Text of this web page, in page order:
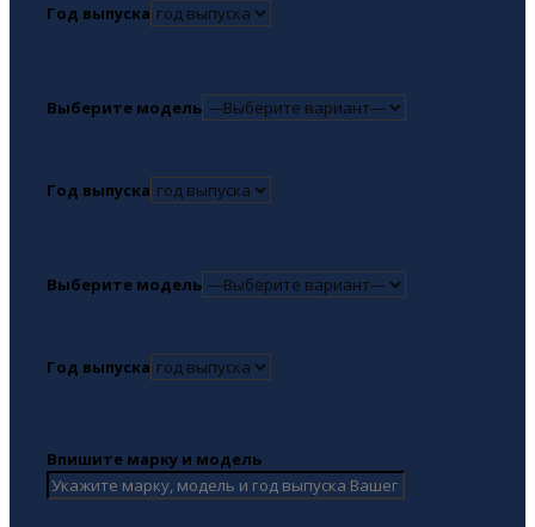
Год выпуска
Выберите модель
Год выпуска
Выберите модель
Год выпуска
Впишите марку и модель